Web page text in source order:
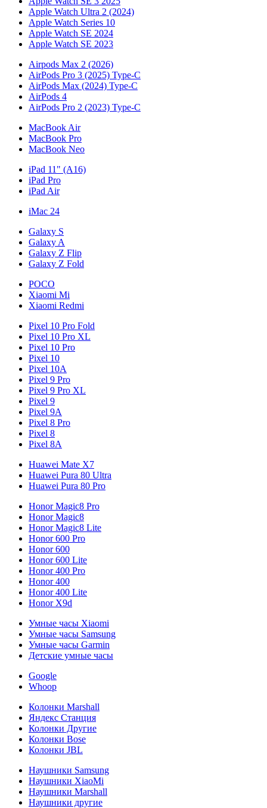
Apple Watch Ultra 2 (2024)
Apple Watch Series 10
Apple Watch SE 2024
Apple Watch SE 2023
Airpods Max 2 (2026)
AirPods Pro 3 (2025) Type-C
AirPods Max (2024) Type-C
AirPods 4
AirPods Pro 2 (2023) Type-C
MacBook Air
MacBook Pro
MacBook Neo
iPad 11" (A16)
iPad Pro
iPad Air
iMac 24
Galaxy S
Galaxy A
Galaxy Z Flip
Galaxy Z Fold
POCO
Xiaomi Mi
Xiaomi Redmi
Pixel 10 Pro Fold
Pixel 10 Pro XL
Pixel 10 Pro
Pixel 10
Pixel 10A
Pixel 9 Pro
Pixel 9 Pro XL
Pixel 9
Pixel 9A
Pixel 8 Pro
Pixel 8
Pixel 8A
Huawei Mate X7
Huawei Pura 80 Ultra
Huawei Pura 80 Pro
Honor Magic8 Pro
Honor Magic8
Honor Magic8 Lite
Honor 600 Pro
Honor 600
Honor 600 Lite
Honor 400 Pro
Honor 400
Honor 400 Lite
Honor X9d
Умные часы Xiaomi
Умные часы Samsung
Умные часы Garmin
Детские умные часы
Google
Whoop
Колонки Marshall
Яндекс Станция
Колонки Другие
Колонки Bose
Колонки JBL
Наушники Samsung
Наушники XiaoMi
Наушники Marshall
Наушники другие